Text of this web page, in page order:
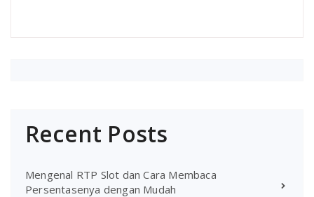
Recent Posts
Mengenal RTP Slot dan Cara Membaca
Persentasenya dengan Mudah